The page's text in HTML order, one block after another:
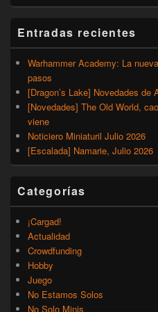
Entradas recientes
Warhammer Academy: La
pasos
[Dragon’s Lake] Novedades de
[Novedades] The Old World,
viene
Noticiero Miniaturil Julio 2026
[Escalada] Namarie, Julio 2026
Categorías
¡Cargad!
Actualidad
Crowdfunding
Hobby
Juego
No Estamos Solos
No Solo Minis